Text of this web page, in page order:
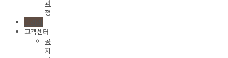
과
정
고객센터
공
지